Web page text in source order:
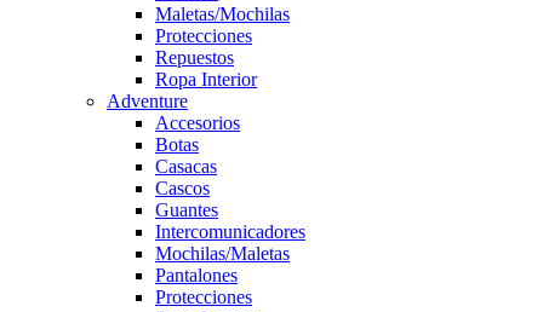
Maletas/Mochilas
Protecciones
Repuestos
Ropa Interior
Adventure
Accesorios
Botas
Casacas
Cascos
Guantes
Intercomunicadores
Mochilas/Maletas
Pantalones
Protecciones